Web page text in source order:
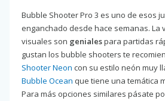
Bubble Shooter Pro 3 es uno de esos
enganchado desde hace semanas. La
visuales son genialespara partidas
gustan los bubble shooters te
Shooter Neon con su estilo neón muy
Bubble Ocean que tiene una temática
Para más opciones similares pásate